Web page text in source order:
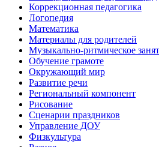
Коррекционная педагогика
Логопедия
Математика
Материалы для родителей
Музыкально-ритмическое
Обучение грамоте
Окружающий мир
Развитие речи
Региональный компонент
Рисование
Сценарии праздников
Управление ДОУ
Физкультура